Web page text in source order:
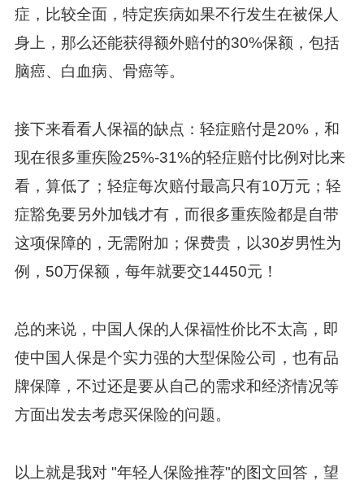
症，比较全面，特定疾病如果不行发生在被保人
身上，那么还能获得额外赔付的30%保额，包括
脑癌、白血病、骨癌等。
接下来看看人保福的缺点：轻症赔付是20%，和
现在很多重疾险25%-31%的轻症赔付比例对比来
看，算低了；轻症每次赔付最高只有10万元；轻
症豁免要另外加钱才有，而很多重疾险都是自带
这项保障的，无需附加；保费贵，以30岁男性为
例，50万保额，每年就要交14450元！
总的来说，中国人保的人保福性价比不太高，即
使中国人保是个实力强的大型保险公司，也有品
牌保障，不过还是要从自己的需求和经济情况等
方面出发去考虑买保险的问题。
以上就是我对 "年轻人保险推荐"的图文回答，望